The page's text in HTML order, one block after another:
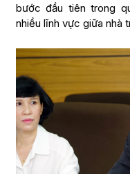
bước đầu tiên trong
nhiều lĩnh vực giữa nhà